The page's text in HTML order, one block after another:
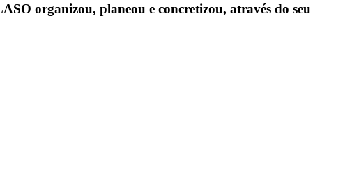
organizou, planeou e concretizou, através do seu